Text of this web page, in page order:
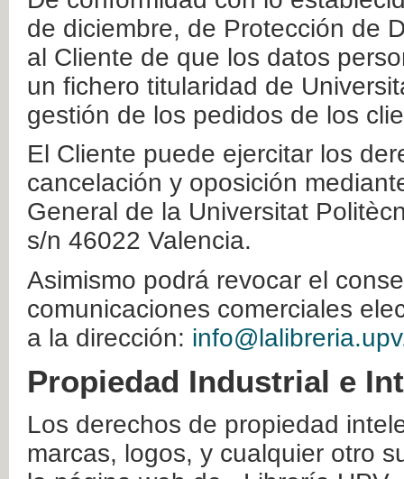
de diciembre, de Protección de
al Cliente de que los datos
un fichero titularidad de
gestión de los pedidos de los
El Cliente puede ejercitar los
cancelación y oposición
General de la Universitat
s/n 46022 Valencia.
Asimismo podrá revocar el
comunicaciones comerciales
a la dirección:
Propiedad Industrial e
Los derechos de propiedad
marcas, logos, y cualquier otro